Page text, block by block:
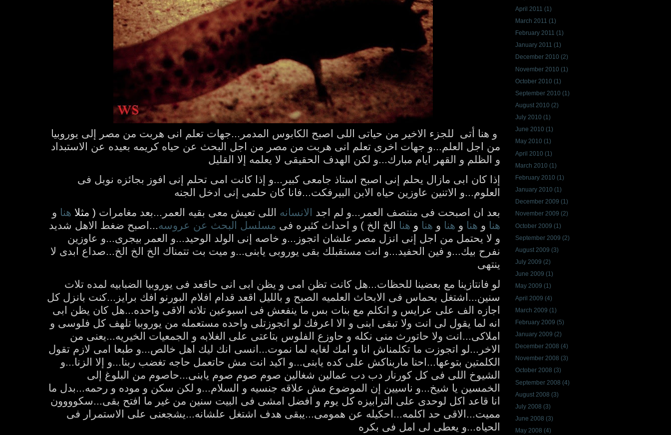
و هنا أتى للجزء الاخير من حياتى اللى اصبح الكابوس المدمر...جهات تعلم انى هربت من مصر إلى يوروبيا
من اجل العلم...و جهات اخرى تعلم انى هربت من مصر من اجل البحث عن حياه كريمه بعيده عن الاستبداد
و الظلم و القهر ايام مبارك...و لكن الهدف الحقيقى لا يعلمه إلا القليل
إذا كان ابى مازال يحلم إنى اصبح استاذ جامعى كبير...و إذا كانت امى تحلم إنى افوز بجائزه نوبل فى
العلوم...و الاتنين عاوزين حياه الابن البيرفكت...فانا كان حلمى إنى ادخل الجنه
بعد ان اصبحت فى منتصف العمر...و لم اجد
الانسانه اللى تعيش معى بقيه العمر...بعد مغامرات ( مثلا هنا و
هنا و هنا و هنا و هنا و هنا الخ الخ ) و احداث كثيره فى مسلسل البحث عن عروسه...اصبح ضغط الاهل شديد
و لا يحتمل من اجل إنى انزل مصر علشان اتجوز...و خاصه إنى الولد الوحيد...و العمر بيجرى...و عاوزين
نفرح بيك...و فين الحفيد...و انت مستقبلك بقى يوروبى يابنى...و ميت بت تتمناك الخ الخ الخ...صداع ابدى لا
ينتهى
لو فانتازينا مع بعضينا للحظات...هل كانت تظن امى و يظن ابى انى حاقعد فى يوروبيا الضبابيه لمده تلات
سنين...اشتغل بحماس فى الابحاث العلميه الصبح و بالليل اقعد قدام افلام البورنو افك برايز...كنت بانزل كل
اجازه الف على عرايس و اتكلم مع بنات بس ما ينفعش فى اسبوعين تلاته الاقى واحده...هل كان يظن ابى
انه لما يقول لى انت ولا تبقى ابنى و الا اعرفك لو اتجوزتلى واحده مستعمله من يوروبيا تلهف كل فلوسى و
املاكى...انت ولا حاتورث منى نكله و حاوزع الفلوس بتاعتى على الغلابه و الجمعيات الخيريه...يعنى من
الاخر...لو اتجوزت ما تكلمناش انا و امك لغايه لما نموت...انسى انك ليك اهل خالص...و طبعا امى لازم تقول
الكلمتين بتوعها...احنا ماربناكش على كده يابنى...و اكيد انت مش حاتعمل حاجه تغضب ربنا...و إلا الزنا...و
الشيوخ اللى فى كل كورنار دب دب عمالين شغالين صوم صوم صوم يابنى...حاصوم من البلوغ إلى
الخمسين يا شيخ...و ناسيين إن الموضوع مش علاقه جنسيه و السلام...و لكن سكن و موده و رحمه...بدل ما
انا قاعد اكل لوحدى على الترابيزه كل يوم و افضل امشى فى البيت سنين من غير ما افتح بقى...سكوووون
مميت...الاقى حد اكلمه...احكيله عن همومى...يبقى هدف اشتغل علشانه...يشجعنى على الاستمرار فى
الحياه...و يعطى لى امل فى بكره
April 2011 (1)
March 2011 (1)
February 2011 (1)
January 2011 (1)
December 2010 (2)
November 2010 (1)
October 2010 (1)
September 2010 (1)
August 2010 (2)
July 2010 (1)
June 2010 (1)
May 2010 (1)
April 2010 (1)
March 2010 (1)
February 2010 (1)
January 2010 (1)
December 2009 (1)
November 2009 (2)
October 2009 (1)
September 2009 (2)
August 2009 (3)
July 2009 (2)
June 2009 (1)
May 2009 (1)
April 2009 (4)
March 2009 (1)
February 2009 (5)
January 2009 (2)
December 2008 (4)
November 2008 (3)
October 2008 (3)
September 2008 (4)
August 2008 (3)
July 2008 (3)
June 2008 (3)
May 2008 (4)